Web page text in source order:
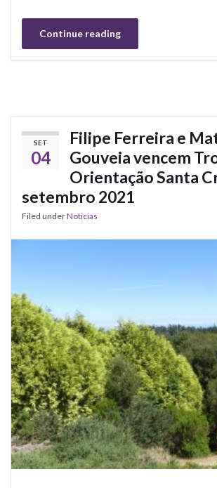
Continue reading
SET
04
Filipe Ferreira e
Gouveia vencem
Orientação Santa
setembro 2021
Filed underNoticias